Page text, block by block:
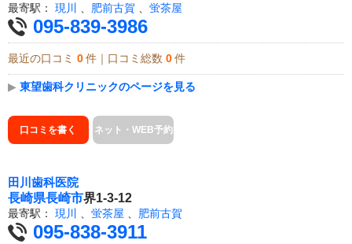
最寄駅： 現川 肥前古賀 蛍茶屋
095-839-3986
最近の口コミ 0 件｜口コミ総数 0 件
▶ 東望歯科クリニックのページを見る
口コミを書く ネット・WEB予約
田川歯科医院
長崎県長崎市界1-3-12
最寄駅： 現川 、 蛍茶屋 、 肥前古賀
095-838-3911